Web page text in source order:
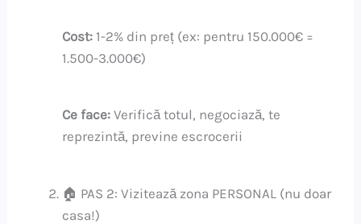
Cost: 1-2% din preț (ex: pentru 150.000€ =
1.500-3.000€)
Ce face: Verifică totul, negociază, te
reprezintă, previne escrocerii
🏠 PAS 2: Vizitează zona PERSONAL (nu doar
casa!)